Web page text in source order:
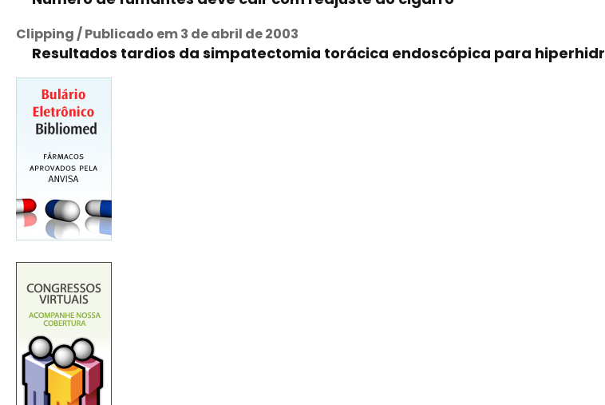
Clipping / Publicado em 3 de abril de 2003
Resultados tardios da simpatectomia torácica endoscópica para